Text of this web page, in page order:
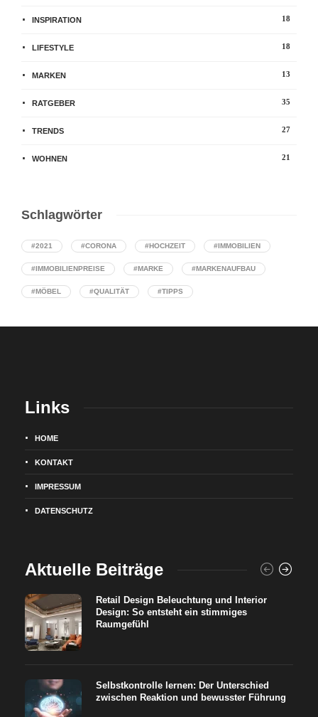
INSPIRATION 18
LIFESTYLE 18
MARKEN 13
RATGEBER 35
TRENDS 27
WOHNEN 21
Schlagwörter
#2021 #CORONA #HOCHZEIT #IMMOBILIEN
#IMMOBILIENPREISE #MARKE #MARKENAUFBAU
#MÖBEL #QUALITÄT #TIPPS
Links
HOME
KONTAKT
IMPRESSUM
DATENSCHUTZ
Aktuelle Beiträge
Retail Design Beleuchtung und Interior
Design: So entsteht ein stimmiges
Raumgefühl
Selbstkontrolle lernen: Der Unterschied
zwischen Reaktion und bewusster Führung